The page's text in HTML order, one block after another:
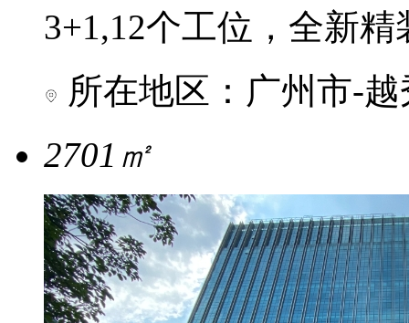
3+1,12个工位，全新
所在地区：广州市-
2701㎡